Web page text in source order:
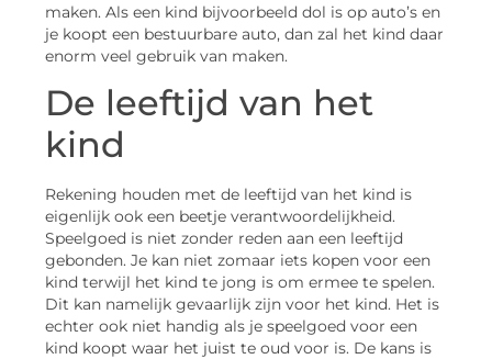
maken. Als een kind bijvoorbeeld dol is op auto’s en
je koopt een bestuurbare auto, dan zal het kind daar
enorm veel gebruik van maken.
De leeftijd van het
kind
Rekening houden met de leeftijd van het kind is
eigenlijk ook een beetje verantwoordelijkheid.
Speelgoed is niet zonder reden aan een leeftijd
gebonden. Je kan niet zomaar iets kopen voor een
kind terwijl het kind te jong is om ermee te spelen.
Dit kan namelijk gevaarlijk zijn voor het kind. Het is
echter ook niet handig als je speelgoed voor een
kind koopt waar het juist te oud voor is. De kans is